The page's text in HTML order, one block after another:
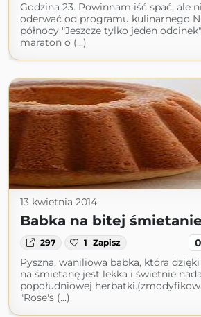
Godzina 23. Powinnam iść spać, ale
oderwać od programu kulinarnego
północy "Jeszcze tylko jeden
maraton o (...)
13 kwietnia 2014
Babka na bitej śmietanie
297 1 Zapisz 0
Pyszna, waniliowa babka, która
na śmietanę jest lekka i świetnie
popołudniowej
"Rose's (...)